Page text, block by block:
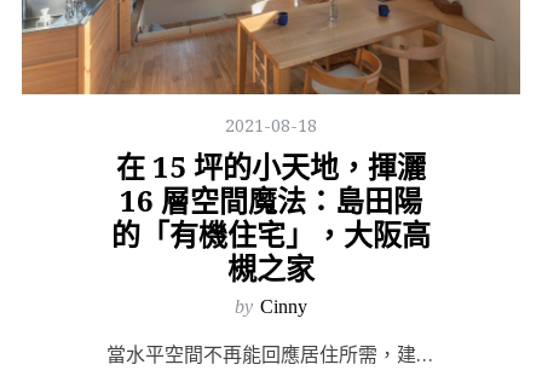
2021-08-18
在 15 坪的小天地，揮灑
16 層空間魔法：島田陽
的「有機住宅」，大阪高
槻之家
by Cinny
當水平空間不再能回應居住所需，建築師如何透過垂直的魔術設計我們的居家空間？大阪高槻市郊區一處的住宅，...